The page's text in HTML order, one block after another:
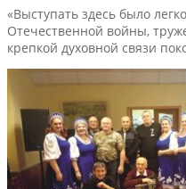
«Выступать здесь было
Отечественной войны,
крепкой духовной связи